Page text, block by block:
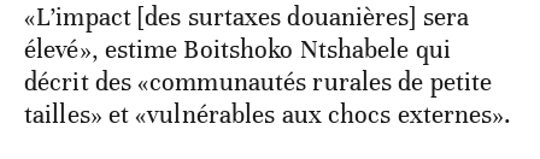
«L’impact [des surtaxes douanières] sera
élevé», estime Boitshoko Ntshabele qui
décrit des «communautés rurales de petite
tailles» et «vulnérables aux chocs externes».